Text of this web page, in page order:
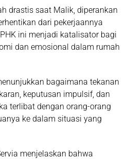
drastis saat Malik, diperankan
dari pekerjaannya
ini menjadi katalisator bagi
dan emosional dalam rumah
bagaimana tekanan
keputusan impulsif, dan
terlibat dengan orang-orang
ke dalam situasi yang
menjelaskan bahwa